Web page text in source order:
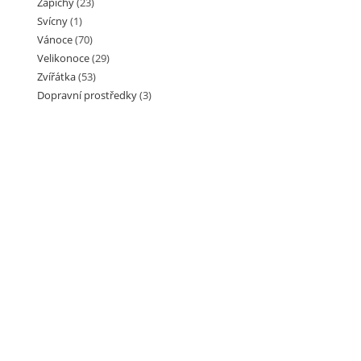
Svícny(1)
Vánoce(70)
Velikonoce(29)
Zvířátka(53)
Dopravní prostředky(3)